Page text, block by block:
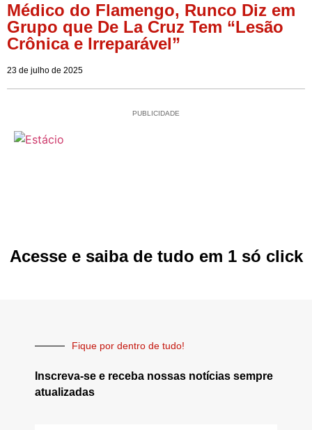
Médico do Flamengo, Runco Diz em
Grupo que De La Cruz Tem “Lesão
Crônica e Irreparável”
23 de julho de 2025
PUBLICIDADE
Acesse e saiba de tudo em 1 só click
Fique por dentro de tudo!
Inscreva-se e receba nossas notícias sempre
atualizadas